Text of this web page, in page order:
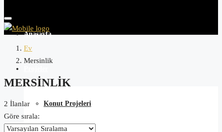
Anasayfa
Konut Projeleri
Ev
Mersinlik
MERSINLIK
2 İlanlar
Göre sırala: